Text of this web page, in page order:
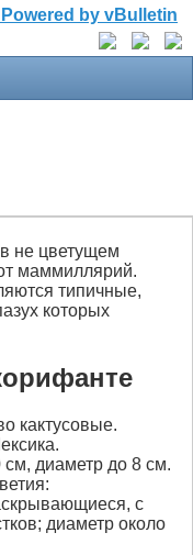
не цветущем
маммиллярий.
типичные,
которых
кактусовые.
см, диаметр до 8 см.
с
диаметр около